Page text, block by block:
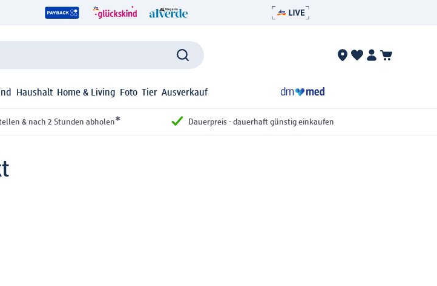
Haushalt Home & Living Foto Tier Ausverkauf
& nach 2 Stunden abholen* Dauerpreis - dauerhaft günstig einkaufen